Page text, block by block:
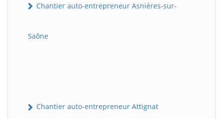
Chantier auto-entrepreneur Asnières-sur-
Saône
Chantier auto-entrepreneur Attignat